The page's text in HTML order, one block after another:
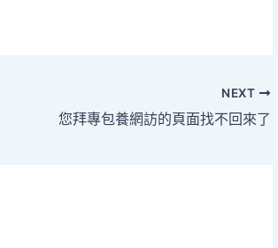
NEXT
您拜專包養網訪的頁面找不回來了